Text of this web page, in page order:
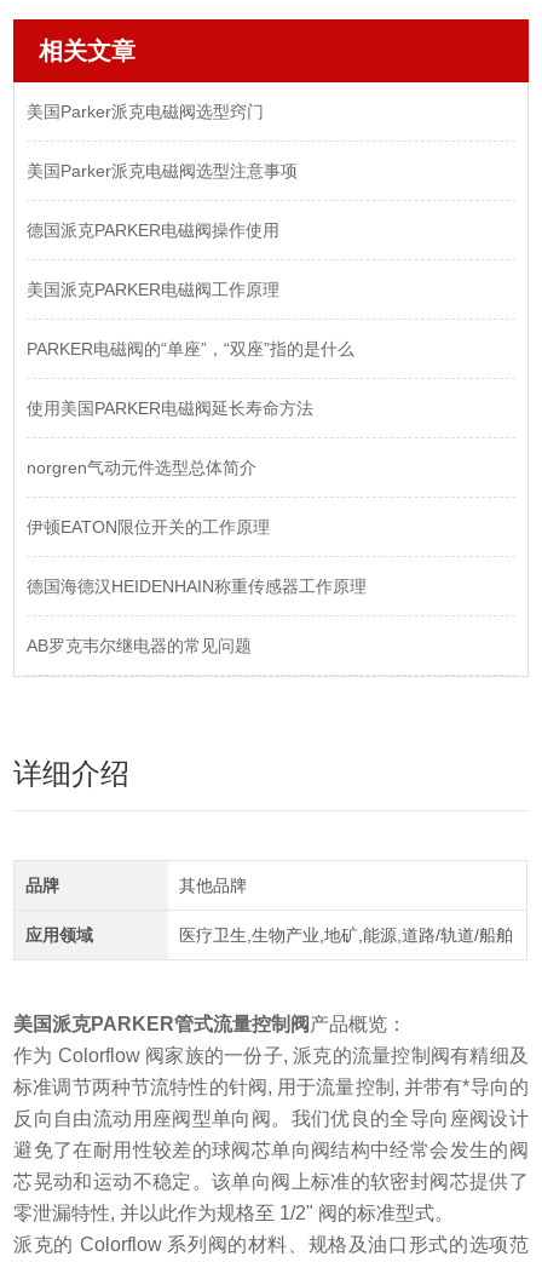
相关文章
美国Parker派克电磁阀选型窍门
美国Parker派克电磁阀选型注意事项
德国派克PARKER电磁阀操作使用
美国派克PARKER电磁阀工作原理
PARKER电磁阀的“单座”，“双座”指的是什么
使用美国PARKER电磁阀延长寿命方法
norgren气动元件选型总体简介
伊顿EATON限位开关的工作原理
德国海德汉HEIDENHAIN称重传感器工作原理
AB罗克韦尔继电器的常见问题
详细介绍
品牌 其他品牌
应用领域 医疗卫生,生物产业,地矿,能源,道路/轨道/船舶
美国派克PARKER管式流量控制阀产品概览：
作为 Colorflow 阀家族的一份子, 派克的流量控制阀有精细及
标准调节两种节流特性的针阀, 用于流量控制, 并带有*导向的
反向自由流动用座阀型单向阀。我们优良的全导向座阀设计
避免了在耐用性较差的球阀芯单向阀结构中经常会发生的阀
芯晃动和运动不稳定。该单向阀上标准的软密封阀芯提供了
零泄漏特性, 并以此作为规格至 1/2" 阀的标准型式。
派克的 Colorflow 系列阀的材料、规格及油口形式的选项范